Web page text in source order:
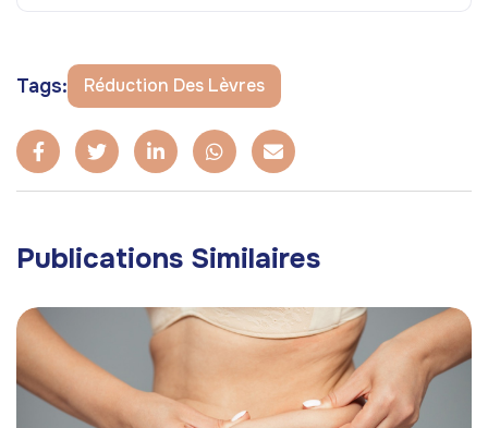
Tags: Réduction Des Lèvres
Publications Similaires